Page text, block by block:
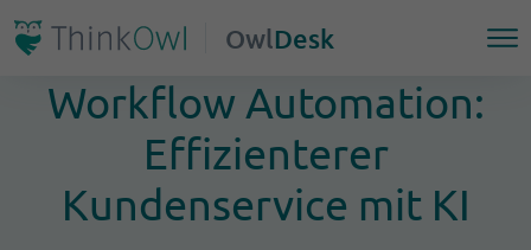
OwlDesk
Workflow Automation:
Effizienterer
Kundenservice mit KI